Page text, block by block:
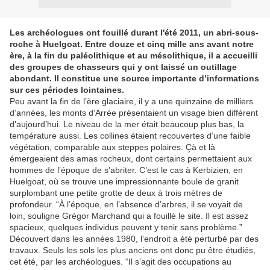
Les archéologues ont fouillé durant l'été 2011, un abri-sous-
roche à Huelgoat. Entre douze et cinq mille ans avant notre
ère, à la fin du paléolithique et au mésolithique, il a accueilli
des groupes de chasseurs qui y ont laissé un outillage
abondant. Il constitue une source importante d’informations
sur ces périodes lointaines.
Peu avant la fin de l’ère glaciaire, il y a une quinzaine de milliers
d’années, les monts d’Arrée présentaient un visage bien différent
d’aujourd’hui. Le niveau de la mer était beaucoup plus bas, la
température aussi. Les collines étaient recouvertes d’une faible
végétation, comparable aux steppes polaires. Çà et là
émergeaient des amas rocheux, dont certains permettaient aux
hommes de l’époque de s’abriter. C’est le cas à Kerbizien, en
Huelgoat, où se trouve une impressionnante boule de granit
surplombant une petite grotte de deux à trois mètres de
profondeur. “À l’époque, en l’absence d’arbres, il se voyait de
loin, souligne Grégor Marchand qui a fouillé le site. Il est assez
spacieux, quelques individus peuvent y tenir sans problème.”
Découvert dans les années 1980, l’endroit a été perturbé par des
travaux. Seuls les sols les plus anciens ont donc pu être étudiés,
cet été, par les archéologues. “Il s’agit des occupations au